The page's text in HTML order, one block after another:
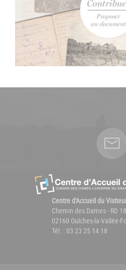
Centre d'Accueil du
Chemin des Dames - RD
02160 Oulches-la-Vallée-
Tél. : 03 23 25 14 18